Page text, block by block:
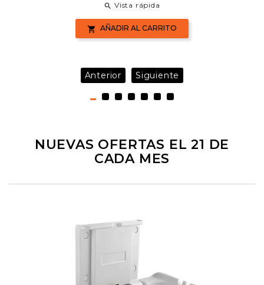
 Vista rápida
 AÑADIR AL CARRITO
Anterior Siguiente
NUEVAS OFERTAS EL 21 DE
CADA MES